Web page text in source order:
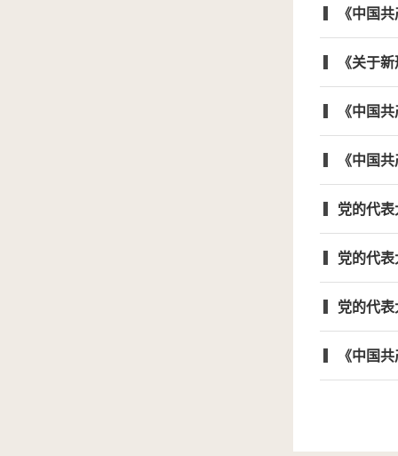
《中国
《关于
《中国
《中国
党的代
党的代
党的代
《中国